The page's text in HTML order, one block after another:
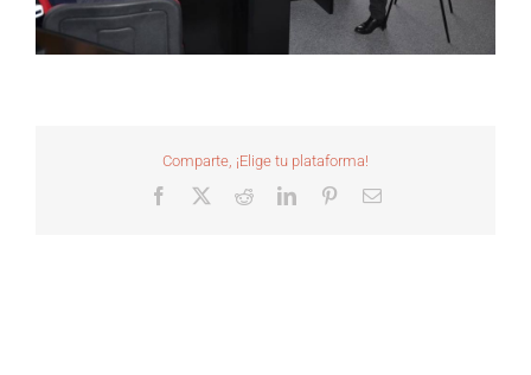
Comparte, ¡Elige tu plataforma!
Facebook RedditLinkedInPinterestCorreo